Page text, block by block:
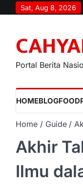
to
Sat, Aug 8, 2026
Portal Berita
HOMEBLOGFOOD
Home Guide
Akhir
Ilmu